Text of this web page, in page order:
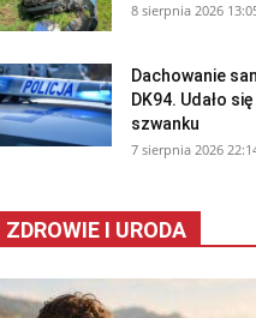
8 sierpnia 2026
Dachowanie
DK94. Udało
szwanku
7 sierpnia 2026
ZDROWIE I URODA